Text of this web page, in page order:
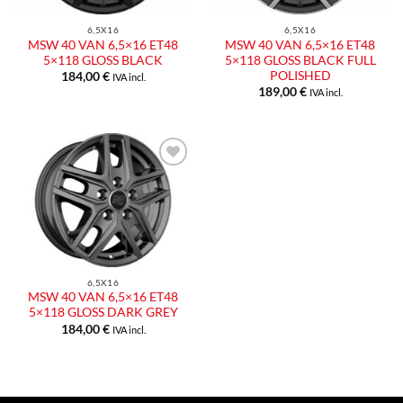
6,5X16
MSW 40 VAN 6,5×16 ET48
5×118 GLOSS BLACK
184,00€ IVA incl.
6,5X16
MSW 40 VAN 6,5×16 ET48
5×118 GLOSS BLACK FULL
POLISHED
189,00€ IVA incl.
Aggiungi
alla lista
dei
desideri
6,5X16
MSW 40 VAN 6,5×16 ET48
5×118 GLOSS DARK GREY
184,00€ IVA incl.